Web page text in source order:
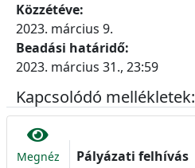
Közzétéve:
2023. március 9.
Beadási határidő:
2023. március 31., 23:59
Kapcsolódó mellékletek:
Megnéz Pályázati felhívás